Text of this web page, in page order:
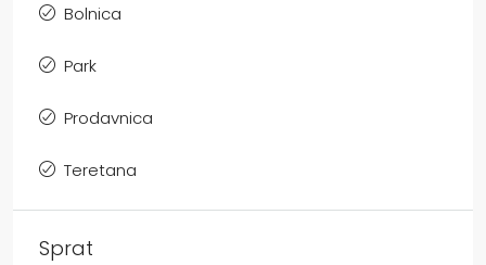
Bolnica
Park
Prodavnica
Teretana
Sprat